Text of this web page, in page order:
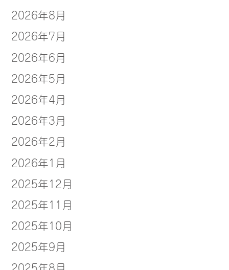
2026年8月
2026年7月
2026年6月
2026年5月
2026年4月
2026年3月
2026年2月
2026年1月
2025年12月
2025年11月
2025年10月
2025年9月